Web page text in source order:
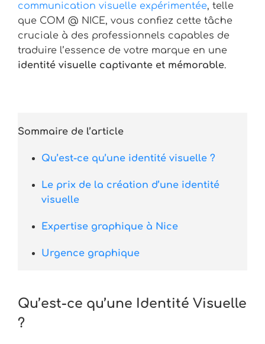
communication visuelle expérimentée, telle
que COM @ NICE, vous confiez cette tâche
cruciale à des professionnels capables de
traduire l’essence de votre marque en une
identité visuelle captivante et mémorable.
Sommaire de l’article
Qu’est-ce qu’une identité visuelle ?
Le prix de la création d’une identité
visuelle
Expertise graphique à Nice
Urgence graphique
Qu’est-ce qu’une Identité Visuelle
?